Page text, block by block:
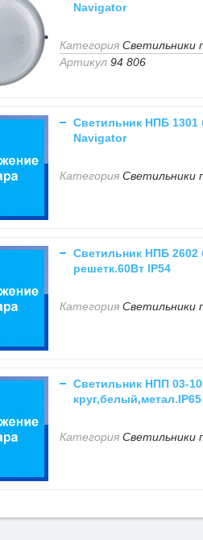
Navigator
Категория Светильники
Артикул 94 806
Светильник НПБ 1301
Navigator
Категория Светильники
Светильник НПБ 2602
решетк.60Вт IP54
Категория Светильники
Светильник НПП 03-
круг,белый,метал.IP65
Категория Светильники